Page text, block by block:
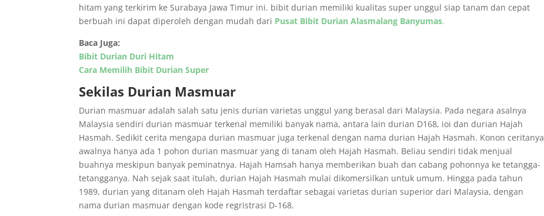
hitam yang terkirim ke Surabaya Jawa Timur ini. bibit durian memiliki kualitas super unggul siap tanam dan cepat
berbuah ini dapat diperoleh dengan mudah dari Pusat Bibit Durian Alasmalang Banyumas.
Baca Juga:
Bibit Durian Duri Hitam
Cara Memilih Bibit Durian Super
Sekilas Durian Masmuar
Durian masmuar adalah salah satu jenis durian varietas unggul yang berasal dari Malaysia. Pada negara asalnya
Malaysia sendiri durian masmuar terkenal memiliki banyak nama, antara lain durian D168, ioi dan durian Hajah
Hasmah. Sedikit cerita mengapa durian masmuar juga terkenal dengan nama durian Hajah Hasmah. Konon ceritanya
awalnya hanya ada 1 pohon durian masmuar yang di tanam oleh Hajah Hasmah. Beliau sendiri tidak menjual
buahnya meskipun banyak peminatnya. Hajah Hamsah hanya memberikan buah dan cabang pohonnya ke tetangga-
tetangganya. Nah sejak saat itulah, durian Hajah Hasmah mulai dikomersilkan untuk umum. Hingga pada tahun
1989, durian yang ditanam oleh Hajah Hasmah terdaftar sebagai varietas durian superior dari Malaysia, dengan
nama durian masmuar dengan kode regristrasi D-168.